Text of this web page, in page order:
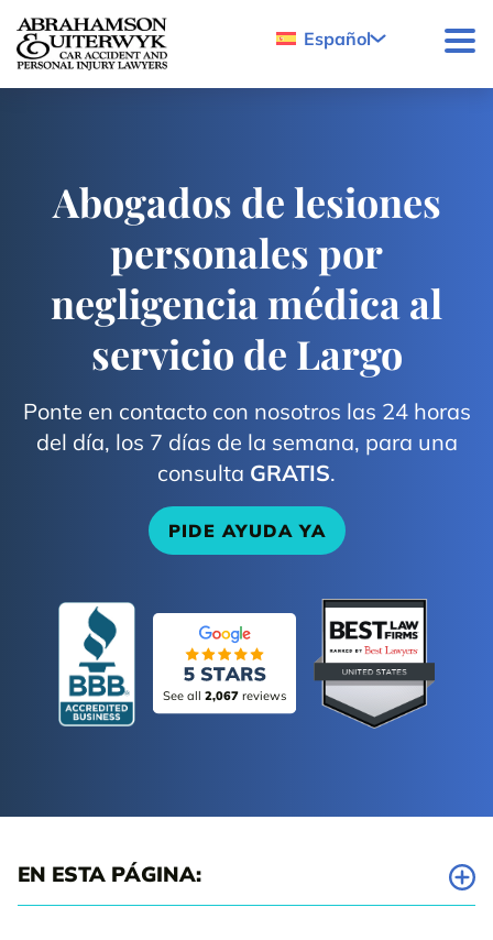
Skip to content
Español
Abogados de lesiones
personales por
negligencia médica al
servicio de Largo
Ponte en contacto con nosotros las 24 horas
del día, los 7 días de la semana, para una
consulta GRATIS.
PIDE AYUDA YA
See all 2,067 reviews
EN ESTA PÁGINA: